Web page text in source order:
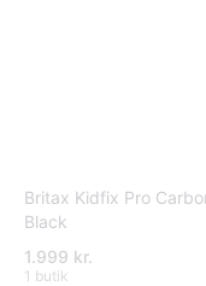
Britax Kidfix Pro
Black
1.999 kr.
1 butik